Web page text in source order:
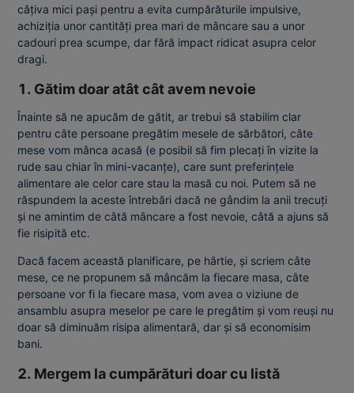
câțiva mici pași pentru a evita cumpărăturile impulsive,
achiziția unor cantități prea mari de mâncare sau a unor
cadouri prea scumpe, dar fără impact ridicat asupra celor
dragi.
1. Gătim doar atât cât avem nevoie
Înainte să ne apucăm de gătit, ar trebui să stabilim clar
pentru câte persoane pregătim mesele de sărbători, câte
mese vom mânca acasă (e posibil să fim plecați în vizite la
rude sau chiar în mini-vacanțe), care sunt preferințele
alimentare ale celor care stau la masă cu noi. Putem să ne
răspundem la aceste întrebări dacă ne gândim la anii trecuți
și ne amintim de câtă mâncare a fost nevoie, câtă a ajuns să
fie risipită etc.
Dacă facem această planificare, pe hârtie, și scriem câte
mese, ce ne propunem să mâncăm la fiecare masa, câte
persoane vor fi la fiecare masa, vom avea o viziune de
ansamblu asupra meselor pe care le pregătim și vom reuși nu
doar să diminuăm risipa alimentară, dar și să economisim
bani.
2. Mergem la cumpărături doar cu listă